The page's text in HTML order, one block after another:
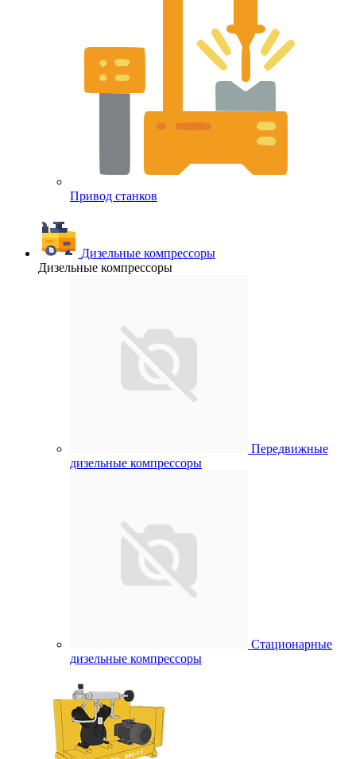
Привод станков
Дизельные компрессоры
Дизельные компрессоры
Передвижные
дизельные компрессоры
Стационарные
дизельные компрессоры